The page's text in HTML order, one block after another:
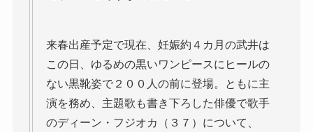
来春出産予定で現在、妊娠約４カ月の武井は
この日、ゆるめの黒いワンピースにヒールの
ない黒靴姿で２００人の前に登場。ともに主
演を務め、主題歌も書き下ろした俳優で歌手
のディーン・フジオカ（３７）について、